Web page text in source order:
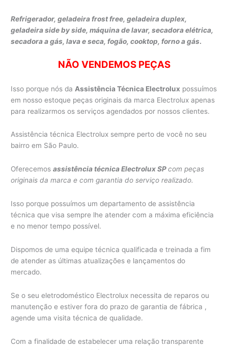
Refrigerador, geladeira frost free, geladeira duplex,
geladeira side by side,máquina de lavar,secadora elétrica,
secadora a gás, lava e seca,fogão, cooktop, forno a gás.
NÃO VENDEMOS PEÇAS
Isso porque nós da Assistência Técnica Electrolux possuímos
em nosso estoque peças originais da marca Electrolux apenas
para realizarmos os serviços agendados por nossos clientes.
Assistência técnica Electrolux sempre perto de você no seu
bairro em São Paulo.
Oferecemosassistência técnica Electrolux SPcom peças
originais da marca e com garantia do serviço realizado.
Isso porque possuímos um departamento de assistência
técnica que visa sempre lhe atender com a máxima eficiência
e no menor tempo possível.
Dispomos de uma equipe técnica qualificada e treinada a fim
de atender as últimas atualizações e lançamentos do
mercado.
Se o seu eletrodoméstico Electrolux necessita de reparos ou
manutenção e estiver fora do prazo de garantia de fábrica ,
agende uma visita técnica de qualidade.
Com a finalidade de estabelecer uma relação transparente